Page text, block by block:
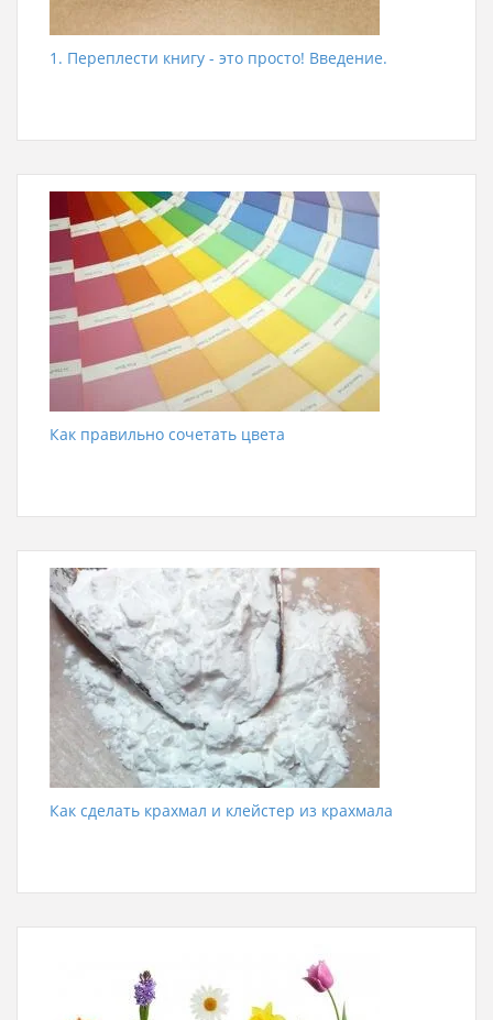
1. Переплести книгу - это просто! Введение.
Как правильно сочетать цвета
Как сделать крахмал и клейстер из крахмала